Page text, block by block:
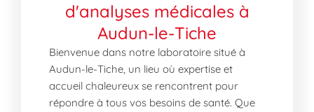
d'analyses médicales à
Audun-le-Tiche
Bienvenue dans notre laboratoire situé à
Audun-le-Tiche, un lieu où expertise et
accueil chaleureux se rencontrent pour
répondre à tous vos besoins de santé. Que